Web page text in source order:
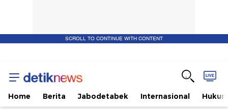
SCROLL TO CONTINUE WITH CONTENT
Home Berita Jabodetabek Internasional Hukum